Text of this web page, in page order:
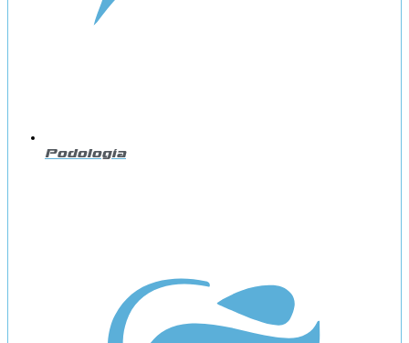
Podología